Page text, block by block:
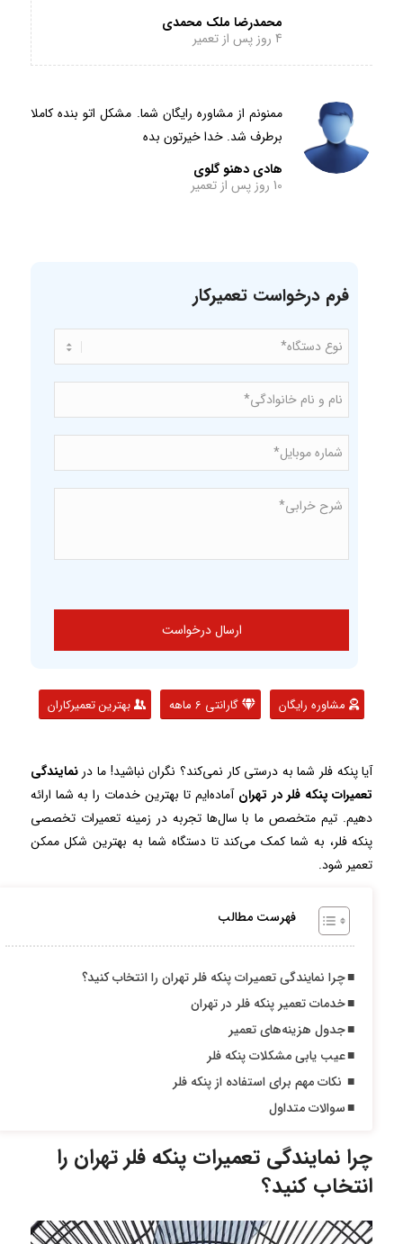
محمدرضا ملک محمدی
4 روز پس از تعمیر
ممنونم از مشاوره رایگان شما. مشکل اتو بنده کاملا
برطرف شد. خدا خیرتون بده
هادی دهنو گلوی
10 روز پس از تعمیر
فرم درخواست تعمیرکار
دستگاه *
نام
خانوادگی *
موبایل* *
خرابی* *
مشاوره رایگان گارانتی 6 ماهه بهترین تعمیرکاران
آیا پنکه فلر شما به درستی کار نمی‌کند؟ نگران نباشید! ما درنمایندگی
تعمیرات پنکه فلر در تهران آماده‌ایم تا بهترین خدمات را به شما ارائه
دهیم. تیم متخصص ما با سال‌ها تجربه در زمینه تعمیرات تخصصی
پنکه فلر، به شما کمک می‌کند تا دستگاه شما به بهترین شکل ممکن
تعمیر شود.
فهرست مطالب
چرا نمایندگی تعمیرات پنکه فلر تهران را انتخاب کنید؟
خدمات تعمیر پنکه فلر در تهران
جدول هزینه‌های تعمیر
عیب یابی مشکلات پنکه فلر
نکات مهم برای استفاده از پنکه فلر
سوالات متداول
چرا نمایندگی تعمیرات پنکه فلر تهران را
انتخاب کنید؟